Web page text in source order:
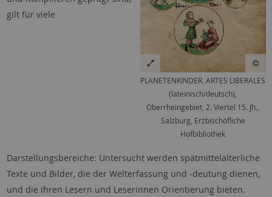
PLANETENKINDER. ARTES LIBERALES
(lateinisch/deutsch),
Oberrheingebiet, 2. Viertel 15. Jh.,
Salzburg, Erzbischöfliche
Hofbibliothek
gilt für viele
Darstellungsbereiche: Untersucht werden spätmittelalterliche
Texte und Bilder, die der Welterfassung und -deutung dienen,
und die ihren Lesern und Leserinnen Orientierung bieten.